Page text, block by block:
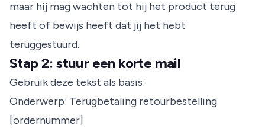
maar hij mag wachten tot hij het product terug
heeft of bewijs heeft dat jij het hebt
teruggestuurd.
Stap 2: stuur een korte mail
Gebruik deze tekst als basis:
Onderwerp: Terugbetaling retourbestelling
[ordernummer]